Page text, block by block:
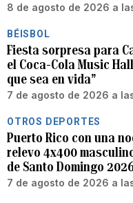
8 de agosto de 2026 a
BÉISBOL
Fiesta sorpresa para
el Coca-Cola Music
que sea en vida”
7 de agosto de 2026 a
OTROS DEPORTES
Puerto Rico con una
relevo 4x400
de Santo Domingo
7 de agosto de 2026 a